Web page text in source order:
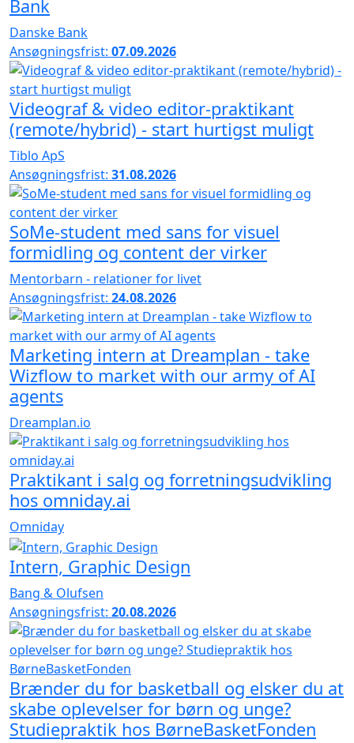
Bank
Danske Bank
Ansøgningsfrist: 07.09.2026
Videograf & video editor-praktikant
(remote/hybrid) - start hurtigst muligt
Tiblo ApS
Ansøgningsfrist: 31.08.2026
SoMe-student med sans for visuel
formidling og content der virker
Mentorbarn - relationer for livet
Ansøgningsfrist: 24.08.2026
Marketing intern at Dreamplan - take
Wizflow to market with our army of AI
agents
Dreamplan.io
Praktikant i salg og forretningsudvikling
hos omniday.ai
Omniday
Intern, Graphic Design
Bang & Olufsen
Ansøgningsfrist: 20.08.2026
Brænder du for basketball og elsker du at
skabe oplevelser for børn og unge?
Studiepraktik hos BørneBasketFonden